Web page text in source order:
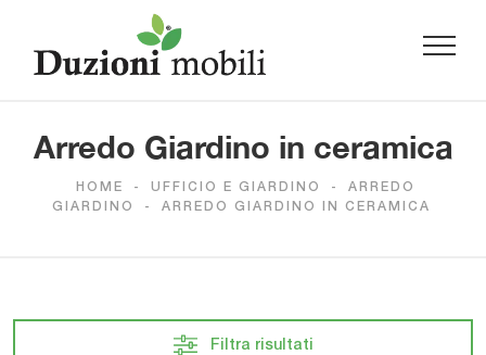
Arredo Giardino in ceramica
HOME - UFFICIO E GIARDINO -
ARREDO
GIARDINO
- ARREDO GIARDINO IN CERAMICA
Filtra risultati